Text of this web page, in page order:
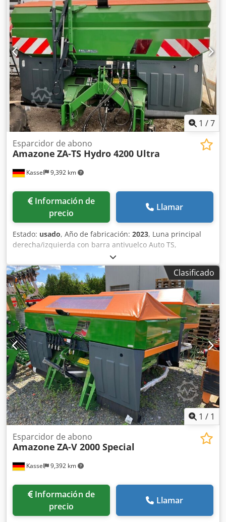
1 /7
Kassel 9,392 km
Esparcidor de abono
Amazone ZA-TS Hydro 4200 Ultra
Información de
precio
Llamar
Estado: usado, Año de fabricación: 2023, Luna principal
derecha/izquierda con barra antivuelco Auto TS,
dispositivo parcial / abatible, montado de fábrica. Sensor
de inclinación para sistema de pesaje electrónico / ajuste
del sistema de guía. Componentes de instalación para
sistema de pesaje profesional para dispositivos base ZA
LED / iluminación trasera manual. Csdpfx Aet A Udgohtjrf
Clasificado
1 / 1
Kassel 9,392 km
Esparcidor de abono
Amazone ZA-V 2000 Special
Información de
precio
Llamar